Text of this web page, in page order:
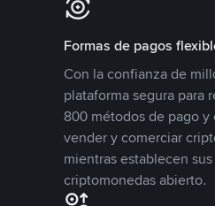
Formas de pagos
Con la confianza de
plataforma segura para
800 métodos de pago y
vender y comerciar
mientras establecen
criptomonedas abierto.